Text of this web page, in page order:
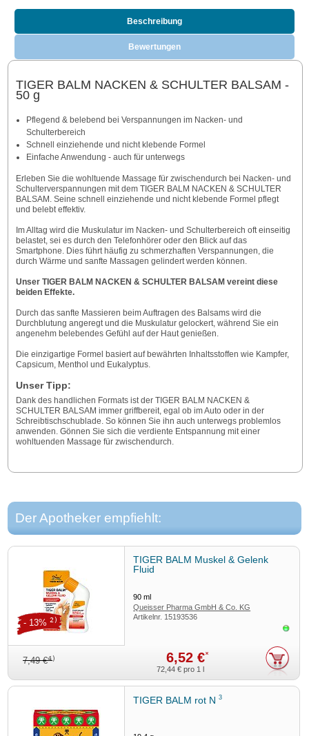
Beschreibung
Bewertungen
TIGER BALM NACKEN & SCHULTER BALSAM -
50 g
Pflegend & belebend bei Verspannungen im Nacken- und
Schulterbereich
Schnell einziehende und nicht klebende Formel
Einfache Anwendung - auch für unterwegs
Erleben Sie die wohltuende Massage für zwischendurch bei Nacken- und
Schulterverspannungen mit dem TIGER BALM NACKEN & SCHULTER
BALSAM. Seine schnell einziehende und nicht klebende Formel pflegt
und belebt effektiv.
Im Alltag wird die Muskulatur im Nacken- und Schulterbereich oft einseitig
belastet, sei es durch den Telefonhörer oder den Blick auf das
Smartphone. Dies führt häufig zu schmerzhaften Verspannungen, die
durch Wärme und sanfte Massagen gelindert werden können.
Unser TIGER BALM NACKEN & SCHULTER BALSAM vereint diese
beiden Effekte.
Durch das sanfte Massieren beim Auftragen des Balsams wird die
Durchblutung angeregt und die Muskulatur gelockert, während Sie ein
angenehm belebendes Gefühl auf der Haut genießen.
Die einzigartige Formel basiert auf bewährten Inhaltsstoffen wie Kampfer,
Capsicum, Menthol und Eukalyptus.
Unser Tipp:
Dank des handlichen Formats ist der TIGER BALM NACKEN &
SCHULTER BALSAM immer griffbereit, egal ob im Auto oder in der
Schreibtischschublade. So können Sie ihn auch unterwegs problemlos
anwenden. Gönnen Sie sich die verdiente Entspannung mit einer
wohltuenden Massage für zwischendurch.
Der Apotheker empfiehlt:
TIGER BALM Muskel & Gelenk
Fluid
90ml
Queisser Pharma GmbH & Co. KG
Artikelnr. 15193536
7,49 €4) 6,52 €*
- 13% 2)
72,44 € pro 1 l
TIGER BALM rot N3